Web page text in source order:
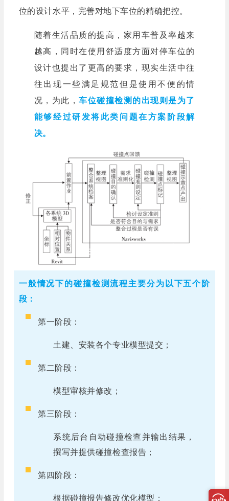
位的设计水平，完善对地下车位的精确把控。
随着生活品质的提高，家用车普及率越来
越高，同时在使用舒适度方面对停车位的
设计也提出了更高的要求，现实生活中往
往出现一些满足规范但是使用不便的情
况，为此，车位碰撞检测的出现则是为了
能够经过研发将此类问题在方案阶段解
决。
一般情况下的碰撞检测流程主要分为以下五个阶
段：
第一阶段：
土建、安装各个专业模型提交；
第二阶段：
模型审核并修改；
第三阶段：
系统后台自动碰撞检查并输出结果，
撰写并提供碰撞检查报告；
第四阶段：
根据碰撞报告修改优化模型；